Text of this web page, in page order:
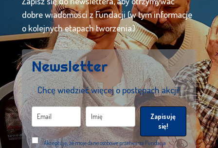
dobre wiadomości z Fundacji (w tym informacje
o kolejnych etapach tworzenia).
Newsletter
Chcę wiedzieć więcej o postępach akcji!
Zapisuję
się!
Akceptuję, że moje dane osobowe przetwarza Fundacja